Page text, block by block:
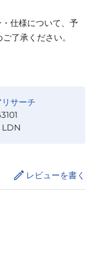
仕様について、予
了承ください。
サーチ
レビューを書く